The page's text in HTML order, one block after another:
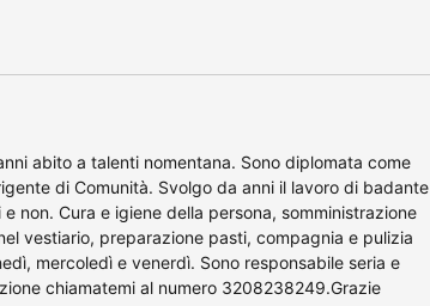
abito a talenti nomentana. Sono diplomata come
di Comunità. Svolgo da anni il lavoro di badante
non. Cura e igiene della persona, somministrazione
vestiario, preparazione pasti, compagnia e pulizia
mercoledì e venerdì. Sono responsabile seria e
chiamatemi al numero 3208238249.Grazie